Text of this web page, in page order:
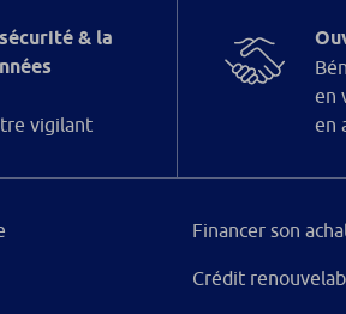
& la
vigilant
en
en
Financer son
Crédit